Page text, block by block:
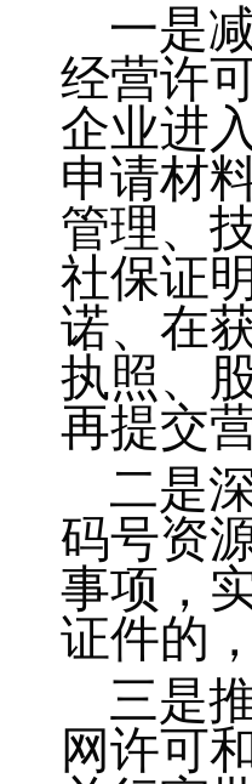
一是
经营许
企业进
申请材
管理、
社保证
诺、在
执照、
再提交
二是
码号资
事项，
证件的
三是
网许可